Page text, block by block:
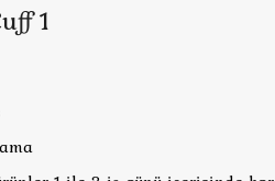
1